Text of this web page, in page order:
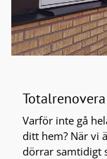
Varför inte gå
ditt hem? När vi
dörrar samtidigt